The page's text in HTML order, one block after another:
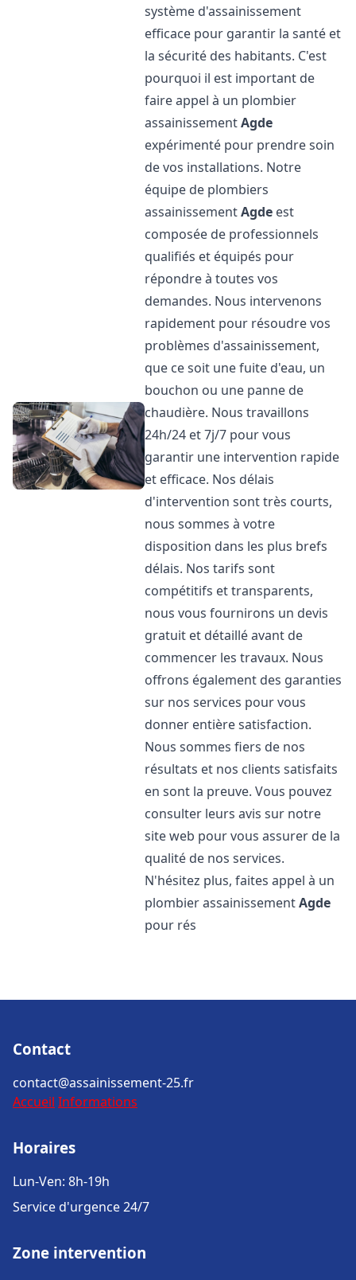
système d'assainissement
efficace pour garantir la santé et
la sécurité des habitants. C'est
pourquoi il est important de
faire appel à un plombier
assainissementAgde
expérimenté pour prendre soin
de vos installations. Notre
équipe de plombiers
assainissementAgde est
composée de professionnels
qualifiés et équipés pour
répondre à toutes vos
demandes. Nous intervenons
rapidement pour résoudre vos
problèmes d'assainissement,
que ce soit une fuite d'eau, un
bouchon ou une panne de
chaudière. Nous travaillons
24h/24 et 7j/7 pour vous
garantir une intervention rapide
et efficace. Nos délais
d'intervention sont très courts,
nous sommes à votre
disposition dans les plus brefs
délais. Nos tarifs sont
compétitifs et transparents,
nous vous fournirons un devis
gratuit et détaillé avant de
commencer les travaux. Nous
offrons également des garanties
sur nos services pour vous
donner entière satisfaction.
Nous sommes fiers de nos
résultats et nos clients satisfaits
en sont la preuve. Vous pouvez
consulter leurs avis sur notre
site web pour vous assurer de la
qualité de nos services.
N'hésitez plus, faites appel à un
plombier assainissementAgde
pour rés
Contact
contact@assainissement-25.fr
Accueil Informations
Horaires
Lun-Ven: 8h-19h
Service d'urgence 24/7
Zone intervention